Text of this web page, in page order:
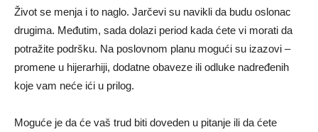
Život se menja i to naglo. Jarčevi su navikli da budu oslonac
drugima. Međutim, sada dolazi period kada ćete vi morati da
potražite podršku. Na poslovnom planu mogući su izazovi –
promene u hijerarhiji, dodatne obaveze ili odluke nadređenih
koje vam neće ići u prilog.
Moguće je da će vaš trud biti doveden u pitanje ili da ćete